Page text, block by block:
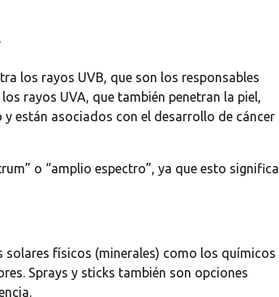
los rayos UVB, que son los responsables
rayos UVA, que también penetran la piel,
están asociados con el desarrollo de cáncer
o “amplio espectro”, ya que esto significa
físicos (minerales) como los químicos
Sprays y sticks también son opciones